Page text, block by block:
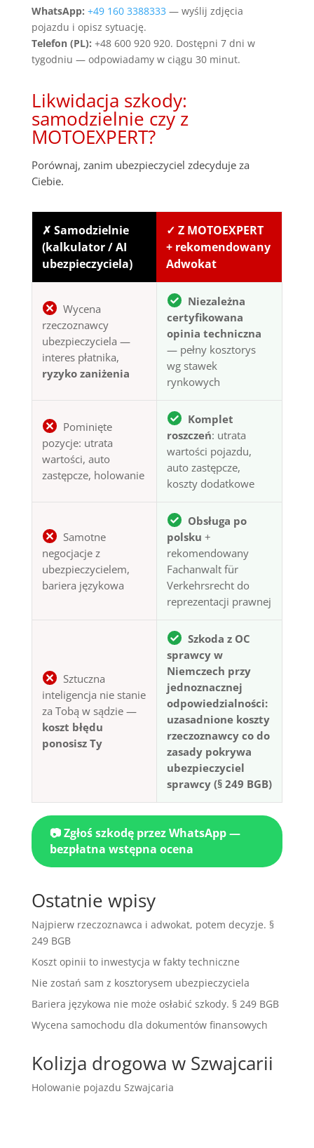
WhatsApp: +49 160 3388333 — wyślij zdjęcia
pojazdu i opisz sytuację.
Telefon (PL): +48 600 920 920. Dostępni 7 dni w
tygodniu — odpowiadamy w ciągu 30 minut.
Likwidacja szkody:
samodzielnie czy z
MOTOEXPERT?
Porównaj, zanim ubezpieczyciel zdecyduje za
Ciebie.
✗ Samodzielnie
(kalkulator / AI
ubezpieczyciela)
✓ Z MOTOEXPERT
+ rekomendowany
Adwokat
Wycena
rzeczoznawcy
ubezpieczyciela —
interes płatnika,
ryzyko zaniżenia
Niezależna
certyfikowana
opinia techniczna
— pełny kosztorys
wg stawek
rynkowych
Pominięte
pozycje: utrata
wartości, auto
zastępcze, holowanie
Komplet
roszczeń: utrata
wartości pojazdu,
auto zastępcze,
koszty dodatkowe
Samotne
negocjacje z
ubezpieczycielem,
bariera językowa
Obsługa po
polsku +
rekomendowany
Fachanwalt für
Verkehrsrecht do
reprezentacji prawnej
Sztuczna
inteligencja nie stanie
za Tobą w sądzie —
koszt błędu
ponosisz Ty
Szkoda z OC
sprawcy w
Niemczech przy
jednoznacznej
odpowiedzialności:
uzasadnione koszty
rzeczoznawcy co do
zasady pokrywa
ubezpieczyciel
sprawcy (§ 249 BGB)
📷 Zgłoś szkodę przez WhatsApp —
bezpłatna wstępna ocena
Ostatnie wpisy
Najpierw rzeczoznawca i adwokat, potem decyzje. §
249 BGB
Koszt opinii to inwestycja w fakty techniczne
Nie zostań sam z kosztorysem ubezpieczyciela
Bariera językowa nie może osłabić szkody. § 249 BGB
Wycena samochodu dla dokumentów finansowych
Kolizja drogowa w Szwajcarii
Holowanie pojazdu Szwajcaria